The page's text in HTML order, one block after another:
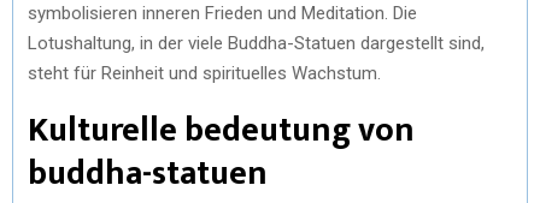
symbolisieren inneren Frieden und Meditation. Die
Lotushaltung, in der viele Buddha-Statuen dargestellt sind,
steht für Reinheit und spirituelles Wachstum.
Kulturelle bedeutung von
buddha-statuen